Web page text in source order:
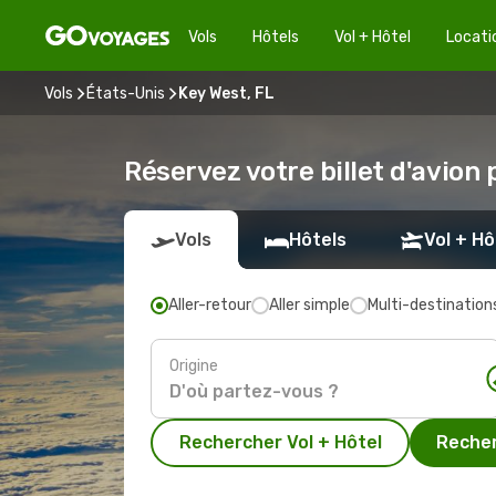
Vols Hôtels Vol + Hôtel
Vols États-Unis Key West, FL
Réservez votre billet d'avion
Vols Hôtels Vol +
Aller-retour Aller simple Multi-
Origine
Rechercher Vol + Hôtel